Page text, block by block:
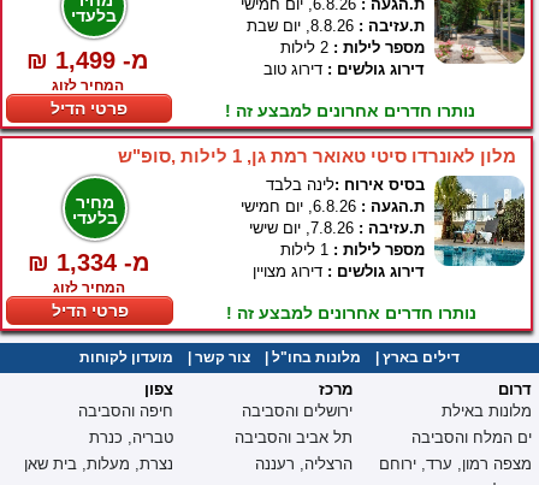
בלעדי
₪ 1,499 -מ
המחיר לזוג
פרטי הדיל
ת.הגעה :
ת.עזיבה :
מספר לילות :
דירוג גולשים : דירוג טוב
נותרו חדרים אחרונים למבצע זה !
מלון לאונרדו סיטי טאואר רמת גן, 1 לילות ,סופ"ש
מחיר
בלעדי
₪ 1,334 -מ
המחיר לזוג
פרטי הדיל
בסיס אירוח :לינה בלבד
ת.הגעה :
ת.עזיבה :
מספר לילות :
דירוג גולשים : דירוג מצויין
נותרו חדרים אחרונים למבצע זה !
דילים בארץ מלונות בחו"ל צור קשר מועדון לקוחות
צפון
חיפה והסביבה
טבריה, כנרת
נצרת, מעלות, בית שאן
מרכז
ירושלים והסביבה
תל אביב והסביבה
הרצליה, רעננה
דרום
מלונות באילת
ים המלח והסביבה
מצפה רמון, ערד, ירוחם